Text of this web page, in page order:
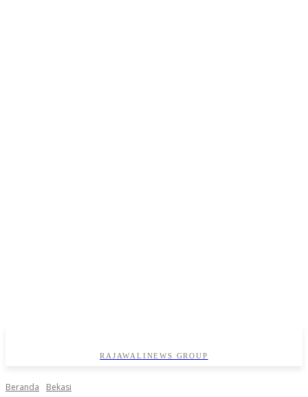
RAJAWALINEWS GROUP
Beranda Bekasi